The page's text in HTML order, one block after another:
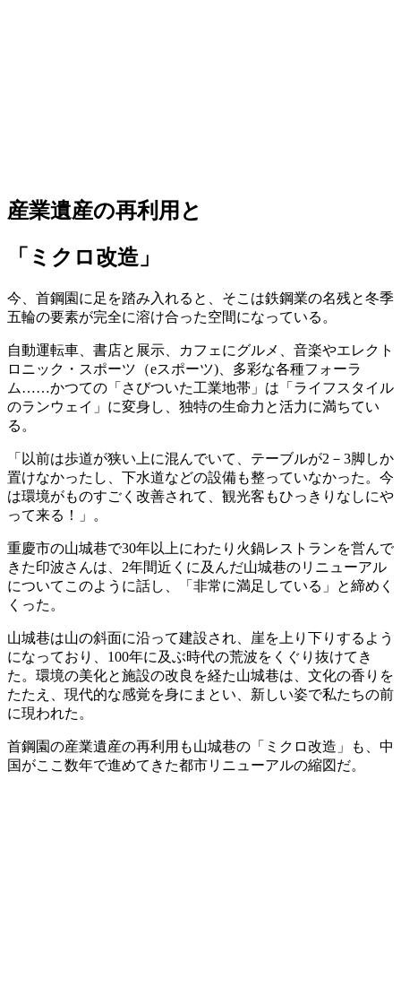
産業遺産の再利用と
「ミクロ改造」
今、首鋼園に足を踏み入れると、そこは鉄鋼業の名残と冬季
五輪の要素が完全に溶け合った空間になっている。
自動運転車、書店と展示、カフェにグルメ、音楽やエレクト
ロニック・スポーツ（eスポーツ)、多彩な各種フォーラ
ム……かつての「さびついた工業地帯」は「ライフスタイル
のランウェイ」に変身し、独特の生命力と活力に満ちてい
る。
「以前は歩道が狭い上に混んでいて、テーブルが2－3脚しか
置けなかったし、下水道などの設備も整っていなかった。今
は環境がものすごく改善されて、観光客もひっきりなしにや
って来る！」。
重慶市の山城巷で30年以上にわたり火鍋レストランを営んで
きた印波さんは、2年間近くに及んだ山城巷のリニューアル
についてこのように話し、「非常に満足している」と締めく
くった。
山城巷は山の斜面に沿って建設され、崖を上り下りするよう
になっており、100年に及ぶ時代の荒波をくぐり抜けてき
た。環境の美化と施設の改良を経た山城巷は、文化の香りを
たたえ、現代的な感覚を身にまとい、新しい姿で私たちの前
に現われた。
首鋼園の産業遺産の再利用も山城巷の「ミクロ改造」も、中
国がここ数年で進めてきた都市リニューアルの縮図だ。